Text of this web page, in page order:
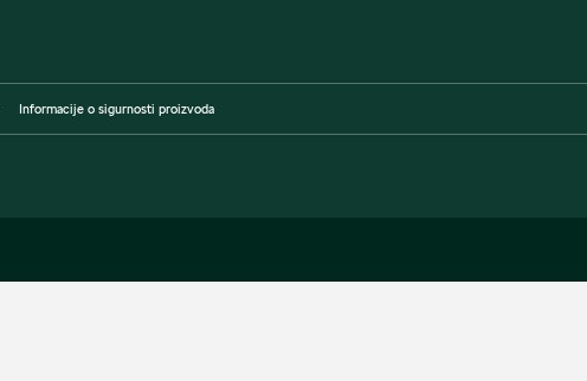
Informacije o sigurnosti proizvoda